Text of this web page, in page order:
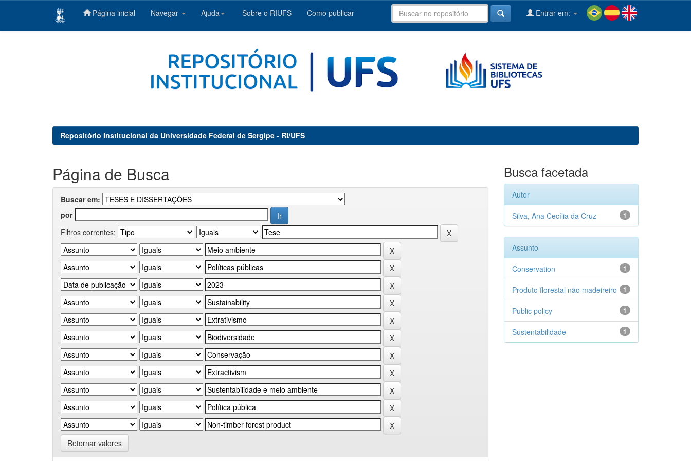
Página inicial Navegar Ajuda Sobre o RIUFS Como publicar Entrar em:
Repositório Institucional da Universidade Federal de Sergipe - RI/UFS
Página de Busca
Buscar em:
por
Filtros correntes:
Retornar valores
Busca facetada
Autor
1
Silva, Ana Cecília da Cruz
Assunto
1
Conservation
1
Produto florestal não madeireiro
1
Public policy
1
Sustentabilidade